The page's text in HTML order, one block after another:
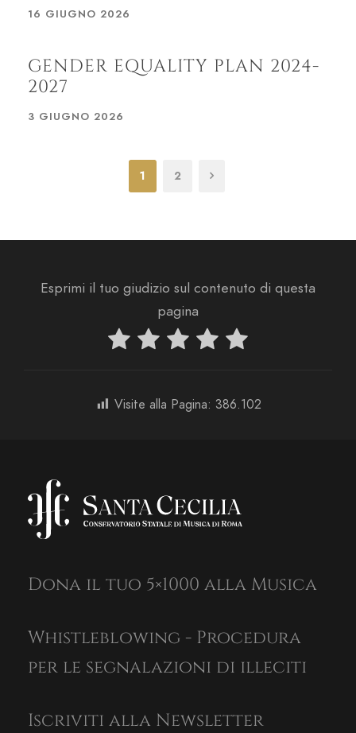
16 GIUGNO 2026
GENDER EQUALITY PLAN 2024-
2027
3 GIUGNO 2026
1 2
Esprimi il tuo giudizio sul contenuto di questa
pagina
Visite alla Pagina: 386.102
Dona il tuo 5×1000 alla Musica
Whistleblowing - Procedura
per le segnalazioni di illeciti
Iscriviti alla Newsletter